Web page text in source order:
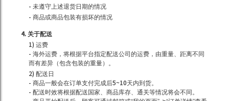
- 未遵守上述退货日期的情况
- 商品或商品包装有损坏的情况
4. 关于配送
1) 运费
- 海外运费，将根据平台指定配送公司的运费，由重量、距离不同
而有差异（包含包装的重量）。
2) 配送日
- 商品一般会在订单支付完成后5~10天内到货。
- 配送时效将根据配送国家、商品库存、通关等情况将会不同。